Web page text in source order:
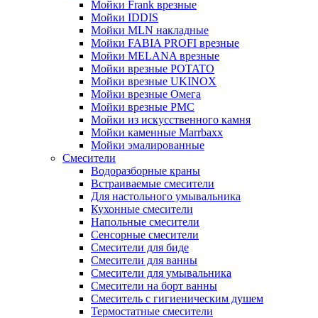
Мойки Frank врезные
Мойки IDDIS
Мойки MLN накладные
Мойки FABIA PROFI врезные
Мойки MELANA врезные
Мойки врезные POTATO
Мойки врезные UKINOX
Мойки врезные Омега
Мойки врезные РМС
Мойки из искусственного камня
Мойки каменные Marrbaxx
Мойки эмалированные
Смесители
Водоразборные краны
Встраиваемые смесители
Для настольного умывальника
Кухонные смесители
Напольные смесители
Сенсорные смесители
Смесители для биде
Смесители для ванны
Смесители для умывальника
Смесители на борт ванны
Смеситель с гигиеническим душем
Термостатные смесители